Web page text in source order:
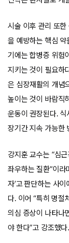
시술 이후 관리 또
을 예방하는 핵심
기에는 합병증 위험
지키는 것이 필요하
은 심장재활의 개념
높이는 것이 바람직
운동이 권장된다.
장기간 지속 가능한
강지훈 교수는 “심
좌우하는 질환”이라
자’고 판단하는 사
다. 이어 “특히 명절
의심 증상이 나타나
야 한다”고 강조했다.